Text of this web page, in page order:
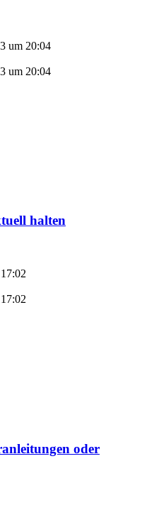
um 20:04
um 20:04
halten
oder